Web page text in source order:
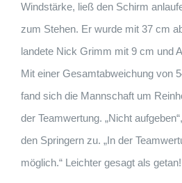
Windstärke, ließ den Schirm
zum Stehen. Er wurde mit 37 cm
landete Nick Grimm mit 9 cm und
Mit einer Gesamtabweichung von
fand sich die Mannschaft um
der Teamwertung. „Nicht
den Springern zu. „In der
möglich.“ Leichter gesagt als getan!